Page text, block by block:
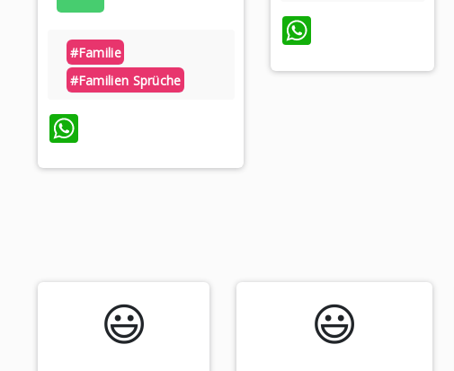
#familie
#familien Sprüche
WhatsApp
WhatsApp
😃️ 😃️